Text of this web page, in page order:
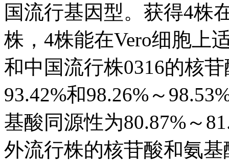
国流行基因型。获得4株
株，4株能在Vero细胞上
和中国流行株0316的核
93.42%和98.26%～
基酸同源性为80.87%～
外流行株的核苷酸和氨基